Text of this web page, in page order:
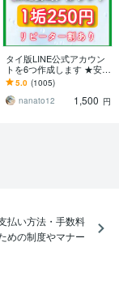
タイ版LINE公式アカウン
トを6つ作成します ★安価
で高品質★何垢でも可能
★2週間保証★
5.0 (1005)
nanato12
1,500 円
払い方法・手数料
めの制度やマナー